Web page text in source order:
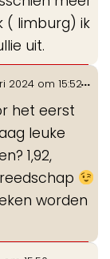
( limburg) ik
uit.
2024 om 15:52
het eerst
leuke
1,92,
worden
...